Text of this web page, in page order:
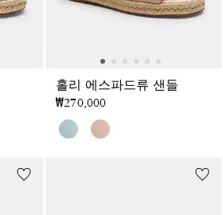
홀리 에스파드류 샌들
₩270,000